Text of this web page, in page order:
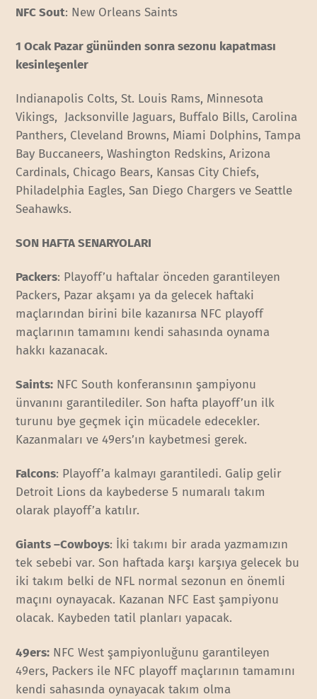
NFC Sout: New Orleans Saints
1 Ocak Pazar gününden sonra sezonu kapatması
kesinleşenler
Indianapolis Colts, St. Louis Rams, Minnesota
Vikings, Jacksonville Jaguars, Buffalo Bills, Carolina
Panthers, Cleveland Browns, Miami Dolphins, Tampa
Bay Buccaneers, Washington Redskins, Arizona
Cardinals, Chicago Bears, Kansas City Chiefs,
Philadelphia Eagles, San Diego Chargers ve Seattle
Seahawks.
SON HAFTA SENARYOLARI
Packers: Playoff’u haftalar önceden garantileyen
Packers, Pazar akşamı ya da gelecek haftaki
maçlarından birini bile kazanırsa NFC playoff
maçlarının tamamını kendi sahasında oynama
hakkı kazanacak.
Saints: NFC South konferansının şampiyonu
ünvanını garantilediler. Son hafta playoff’un ilk
turunu bye geçmek için mücadele edecekler.
Kazanmaları ve 49ers’ın kaybetmesi gerek.
Falcons: Playoff’a kalmayı garantiledi. Galip gelir
Detroit Lions da kaybederse 5 numaralı takım
olarak playoff’a katılır.
Giants –Cowboys: İki takımı bir arada yazmamızın
tek sebebi var. Son haftada karşı karşıya gelecek bu
iki takım belki de NFL normal sezonun en önemli
maçını oynayacak. Kazanan NFC East şampiyonu
olacak. Kaybeden tatil planları yapacak.
49ers: NFC West şampiyonluğunu garantileyen
49ers, Packers ile NFC playoff maçlarının tamamını
kendi sahasında oynayacak takım olma